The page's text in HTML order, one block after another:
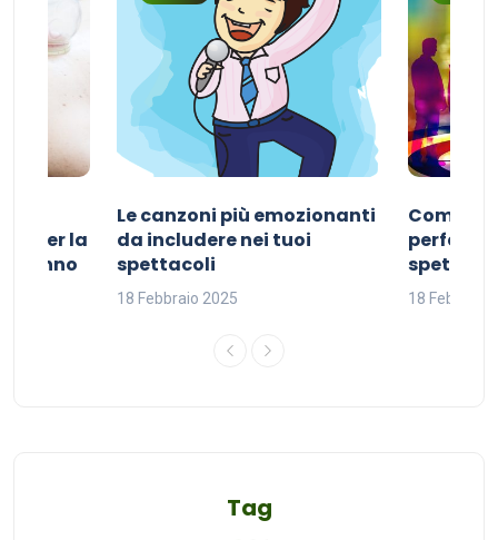
per la
sonno
Le canzoni più emozionanti
da includere nei tuoi
spettacoli
18 Febbraio 2025
Come
perfetta
18 Febbraio
Tag